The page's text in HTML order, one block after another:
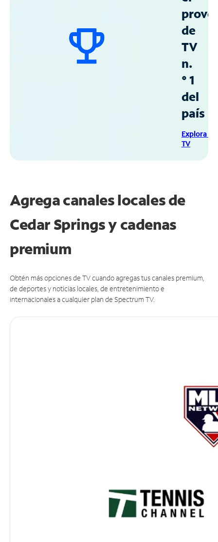
de
TV
n.
° 1
del
país
Explora
TV
Agrega canales locales de
Cedar Springs y cadenas
premium
Obtén más opciones de TV cuando agregas tus canales premium,
de deportes y noticias locales, de entretenimiento e
internacionales a cualquier plan de Spectrum TV.